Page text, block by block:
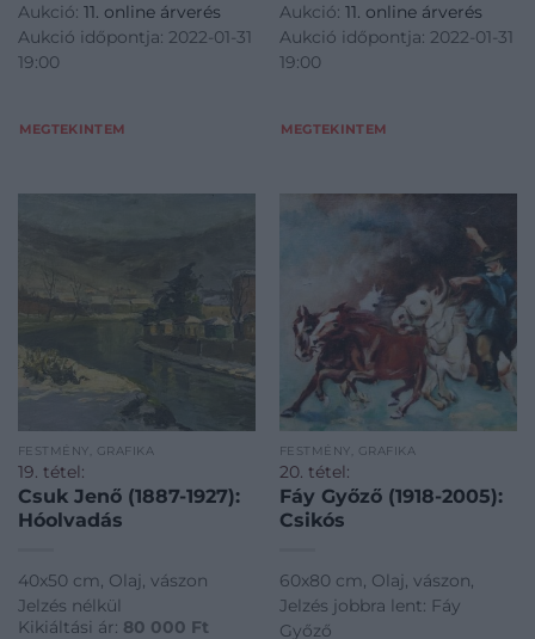
Aukció: 11. online árverés
Aukció időpontja: 2022-01-31
19:00
MEGTEKINTEM
Aukció: 11. online árverés
Aukció időpontja: 2022-01-31
19:00
MEGTEKINTEM
FESTMÉNY, GRAFIKA
19. tétel:
Csuk Jenő (1887-1927):
Hóolvadás
40x50 cm, Olaj, vászon
Jelzés nélkül
Kikiáltási ár: 80 000 Ft
FESTMÉNY, GRAFIKA
20. tétel:
Fáy Győző (1918-2005):
Csikós
60x80 cm, Olaj, vászon,
Jelzés jobbra lent: Fáy
Győző